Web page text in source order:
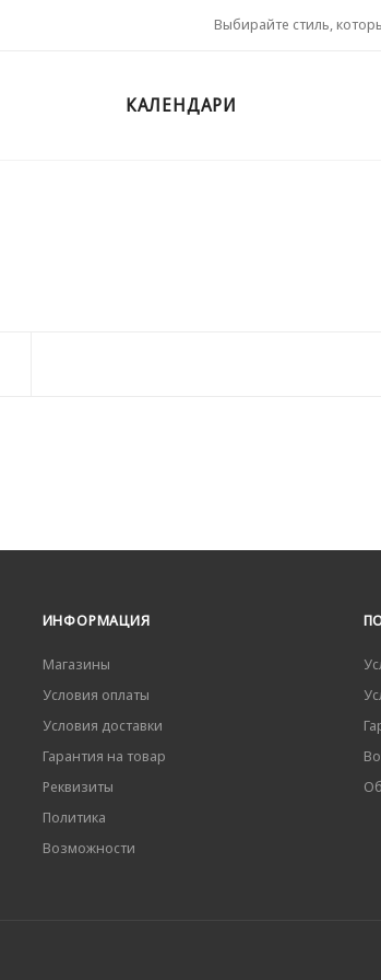
Выбирайте стиль,
КАЛЕНДАРИ
ИНФОРМАЦИЯ
Магазины
Условия оплаты
Условия доставки
Гарантия на товар
Реквизиты
Политика
Возможности